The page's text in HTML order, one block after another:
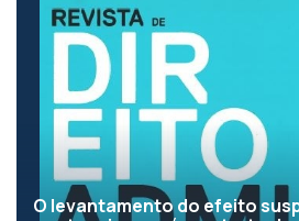
O levantamento do efeito